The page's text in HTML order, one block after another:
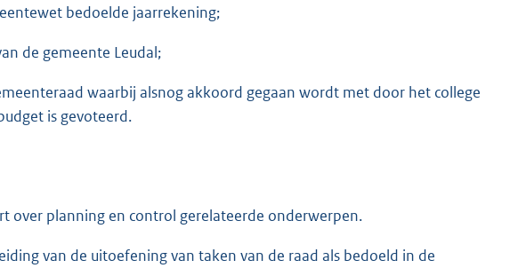
bedoelde jaarrekening;
de gemeente Leudal;
waarbij alsnog akkoord gegaan wordt met door het college
is gevoteerd.
over planning en control gerelateerde onderwerpen.
van de uitoefening van taken van de raad als bedoeld in de